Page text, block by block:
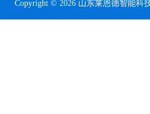
Copyright © 2026 山东莱恩德智能科